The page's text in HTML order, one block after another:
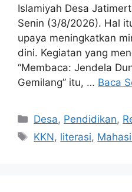
Islamiyah Desa
Senin (3/8/2026). Hal
upaya meningkatkan
dini. Kegiatan yang
“Membaca: Jendela
Gemilang” itu, … Baca
Kategori
Desa, Pendidikan,
Tag
KKN, literasi,